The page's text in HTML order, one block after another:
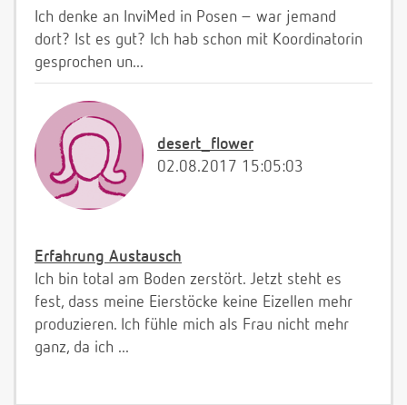
Ich denke an InviMed in Posen – war jemand
dort? Ist es gut? Ich hab schon mit Koordinatorin
gesprochen un...
desert_flower
02.08.2017 15:05:03
Erfahrung Austausch
Ich bin total am Boden zerstört. Jetzt steht es
fest, dass meine Eierstöcke keine Eizellen mehr
produzieren. Ich fühle mich als Frau nicht mehr
ganz, da ich ...